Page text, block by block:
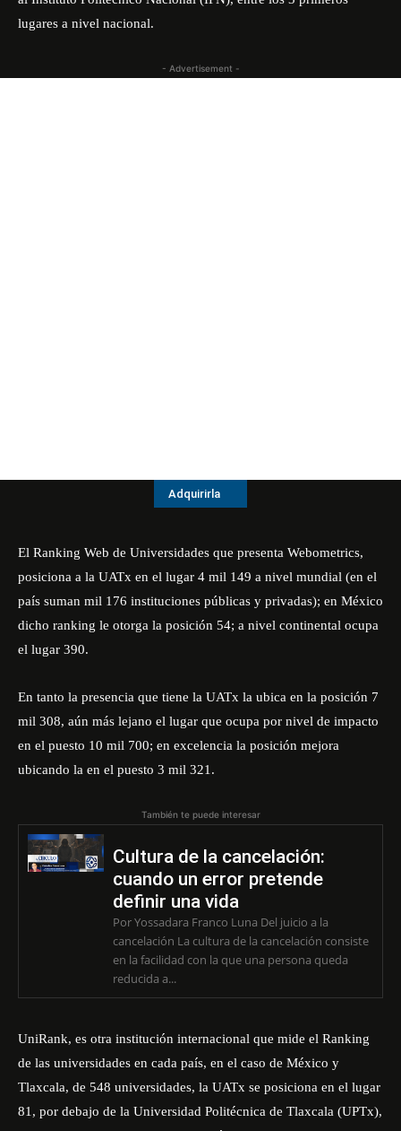
lugares a nivel nacional.
- Advertisement -
Adquirirla
El Ranking Web de Universidades que presenta Webometrics,
posiciona a la UATx en el lugar 4 mil 149 a nivel mundial (en el
país suman mil 176 instituciones públicas y privadas); en México
dicho ranking le otorga la posición 54; a nivel continental ocupa
el lugar 390.
En tanto la presencia que tiene la UATx la ubica en la posición 7
mil 308, aún más lejano el lugar que ocupa por nivel de impacto
en el puesto 10 mil 700; en excelencia la posición mejora
ubicando la en el puesto 3 mil 321.
También te puede interesar
Cultura de la cancelación:
cuando un error pretende
definir una vida
Por Yossadara Franco Luna Del juicio a la
cancelación La cultura de la cancelación consiste
en la facilidad con la que una persona queda
reducida a...
UniRank, es otra institución internacional que mide el Ranking
de las universidades en cada país, en el caso de México y
Tlaxcala, de 548 universidades, la UATx se posiciona en el lugar
81, por debajo de la Universidad Politécnica de Tlaxcala (UPTx),